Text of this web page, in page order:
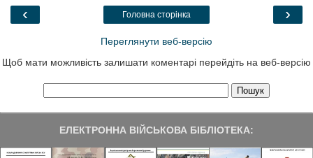
o
a
‹ ›
Головна сторінка
Переглянути веб-версію
Щоб мати можливість залишати коментарі перейдіть на веб-версію
ЕЛЕКТРОННА ВІЙСЬКОВА БІБЛІОТЕКА: